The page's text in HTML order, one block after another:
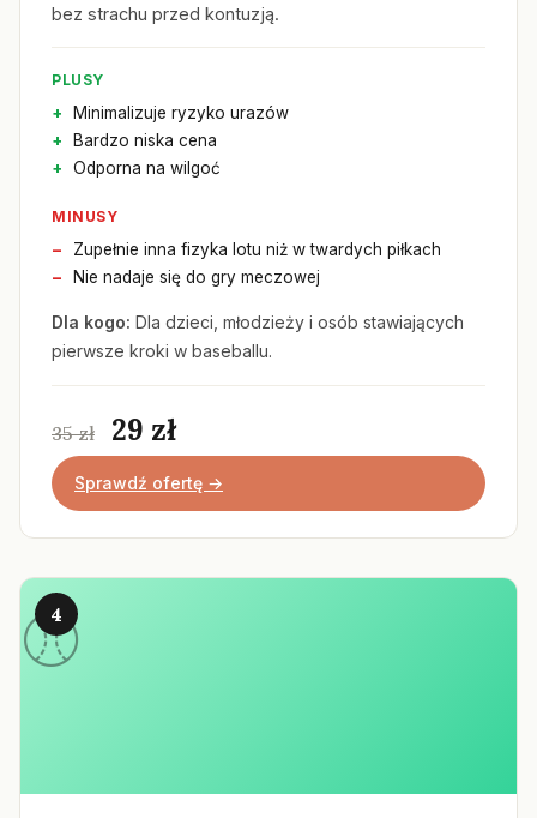
bez strachu przed kontuzją.
PLUSY
Minimalizuje ryzyko urazów
Bardzo niska cena
Odporna na wilgoć
MINUSY
Zupełnie inna fizyka lotu niż w twardych piłkach
Nie nadaje się do gry meczowej
Dla kogo: Dla dzieci, młodzieży i osób stawiających
pierwsze kroki w baseballu.
35 zł 29 zł
Sprawdź ofertę →
4